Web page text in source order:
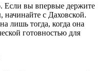
Если вы впервые держите
начинайте с Даховской.
лишь тогда, когда она
готовностью для